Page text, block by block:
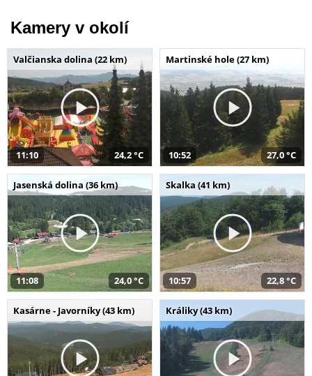
Kamery v okolí
Valčianska dolina (22 km)
11:10 24,2 °C
Martinské hole (27 km)
10:52 27,0 °C
Jasenská dolina (36 km)
11:08 24,0 °C
Skalka (41 km)
10:57 22,8 °C
Kasárne - Javorníky (43 km) Králiky (43 km)